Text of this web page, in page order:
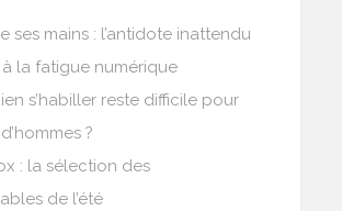
ses mains : l’antidote inattendu
la fatigue numérique
s’habiller reste difficile pour
?
: la sélection des
de l’été